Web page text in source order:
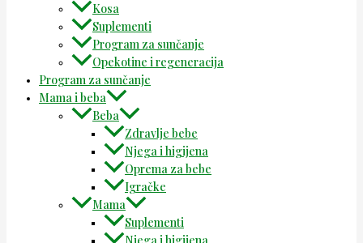
Kosa
Suplementi
Program za sunčanje
Opekotine i regeneracija
Program za sunčanje
Mama i beba
Beba
Zdravlje bebe
Njega i higijena
Oprema za bebe
Igračke
Mama
Suplementi